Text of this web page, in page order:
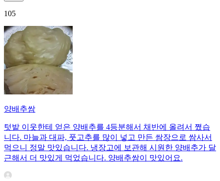
105
양배추쌈
텃밭 이웃한테 얻은 양배추를 4등분해서 채반에 올려서 쪘습
니다. 마늘과 대파, 풋고추를 많이 넣고 만든 쌈장으로 쌈사서
먹으니 정말 맛있습니다. 냉장고에 보관해 시원한 양배추가 달
근해서 더 맛있게 먹었습니다. 양배추쌈이 맛있어요.